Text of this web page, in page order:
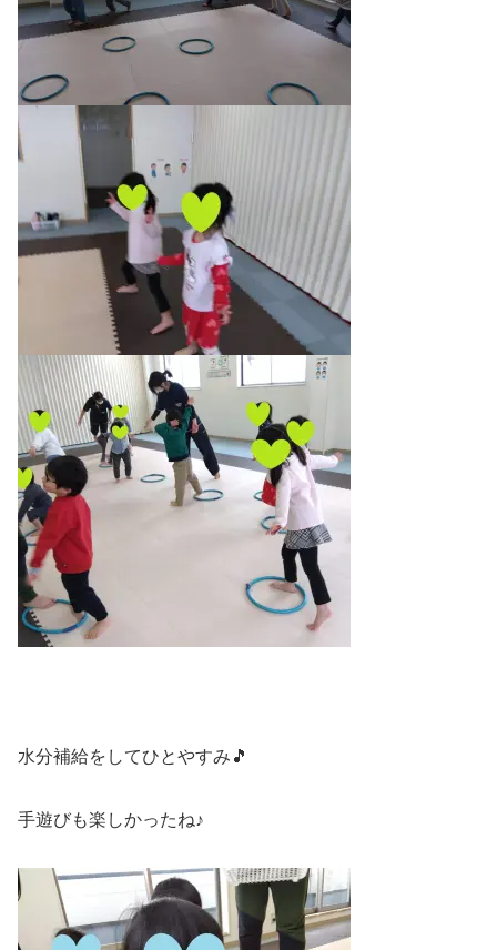
水分補給をしてひとやすみ🎵
手遊びも楽しかったね♪